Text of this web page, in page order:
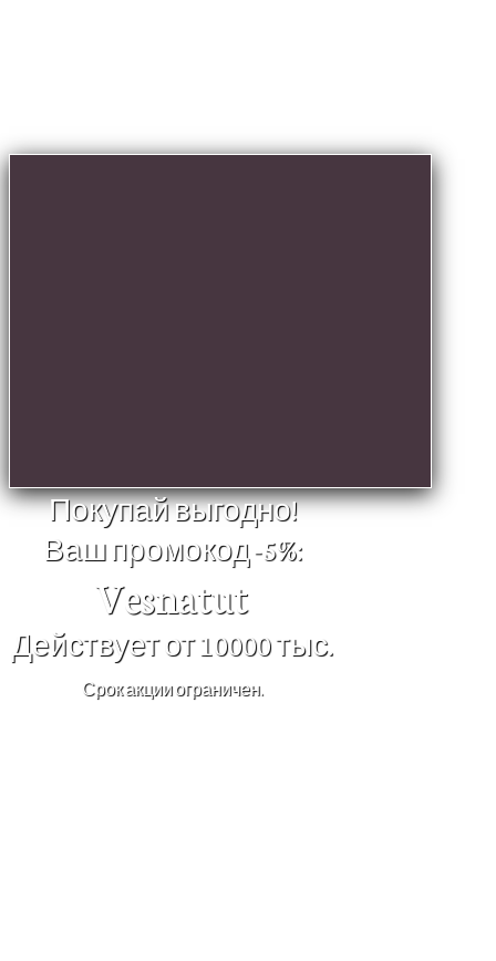
Покупай выгодно!
Ваш промокод -5%:
Vesnatut
Действует от 10000 тыс.
Срок акции ограничен.